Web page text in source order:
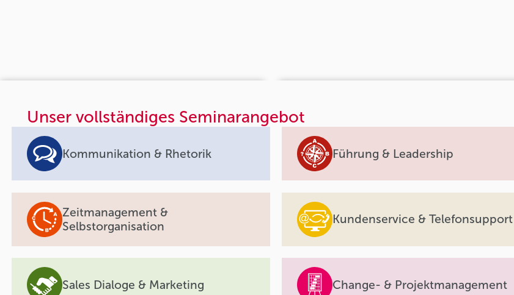
Unser vollständiges Seminarangebot
Kommunikation & Rhetorik Führung & Leadership
Zeitmanagement &
Selbstorganisation
Kundenservice & Telefonsupport
Sales Dialoge & Marketing Change- & Projektmanagement